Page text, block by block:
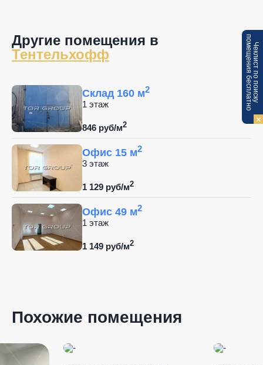
Другие помещения в
Тентельхофф
Склад 160 м2
1 этаж
846 руб/м2
Офис 15 м2
3 этаж
1 129 руб/м2
Офис 49 м2
1 этаж
1 149 руб/м2
Похожие помещения
Ч
е
к
л
и
с
т
п
о
п
о
и
с
к
у
по
м
е
щ
е
н
и
я
б
е
с
п
л
а
т
н
о
×